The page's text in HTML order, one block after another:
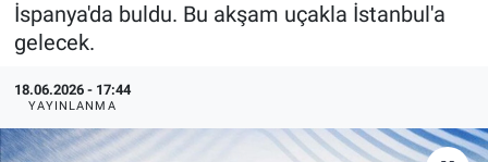
İspanya'da buldu. Bu akşam uçakla İstanbul'a
gelecek.
18.06.2026 - 17:44
YAYINLANMA
Özel Haberler
Yazarlar
Dünya
Medya
Özel Haberler
Haber Arşivi